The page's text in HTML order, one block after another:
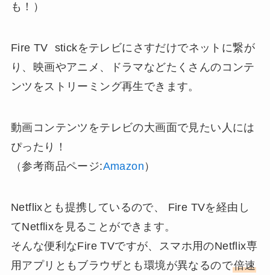
も！）
Fire TV stickをテレビにさすだけでネットに繋が
り、映画やアニメ、ドラマなどたくさんのコンテ
ンツをストリーミング再生できます。
動画コンテンツをテレビの大画面で見たい人には
ぴったり！
（参考商品ページ:Amazon ）
Netflixとも提携しているので、 Fire TVを経由し
てNetflixを見ることができます。
そんな便利なFire TVですが、スマホ用のNetflix専
用アプリともブラウザとも環境が異なるので倍速